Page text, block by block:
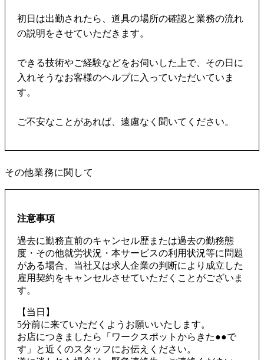
初日は出勤されたら、道具の場所の確認と業務の流れ
の説明をさせていただきます。
できる技術やご経験などをお伺いした上で、その日に
入れそうなお客様のヘルプに入っていただいていま
す。
ご不安なことがあれば、遠慮なく聞いてください。
その他業務に関して
注意事項
過去に勤務直前のキャンセル歴または過去の勤務態
度・その他就労状況・本サービスの利用状況等に問題
がある場合、当社又は求人企業の判断により成立した
雇用契約をキャンセルさせていただくことがございま
す。
【当日】
5分前に来ていただくようお願いいたします。
お店につきましたら「ワークスポットからきた●●で
す」と近くのスタッフにお伝えください。